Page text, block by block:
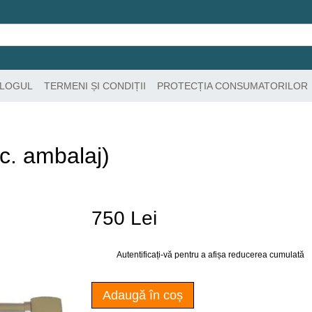
TERMENI ȘI CONDIȚII PROTECȚIA CONSUMATORILOR
ambalaj)
750 Lei
Autentificați-vă pentru a afișa reducerea cumulată
Adaugă în coș